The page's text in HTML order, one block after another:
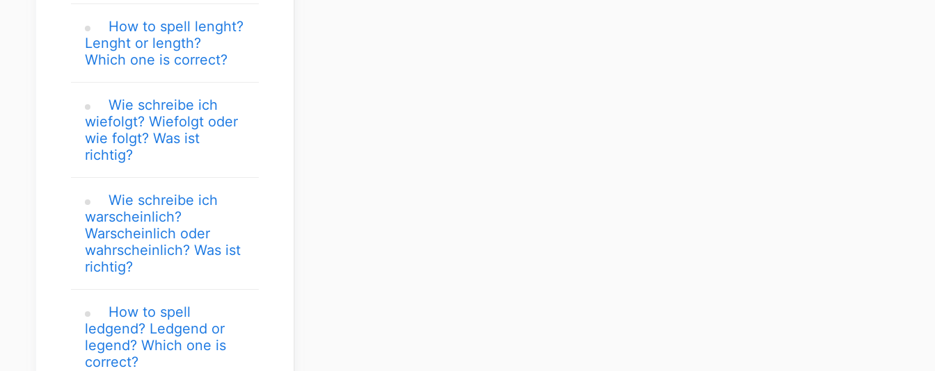
How to spell lenght?
Lenght or length?
Which one is correct?
Wie schreibe ich
wiefolgt? Wiefolgt oder
wie folgt? Was ist
richtig?
Wie schreibe ich
warscheinlich?
Warscheinlich oder
wahrscheinlich? Was ist
richtig?
How to spell
ledgend? Ledgend or
legend? Which one is
correct?